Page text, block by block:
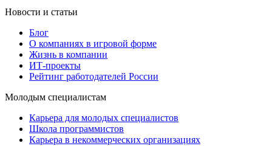
Новости и статьи
Блог
О компаниях в игровой форме
Жизнь в компании
ИТ-проекты
Рейтинг работодателей России
Молодым специалистам
Карьера для молодых специалистов
Школа программистов
Карьера в некоммерческих организациях